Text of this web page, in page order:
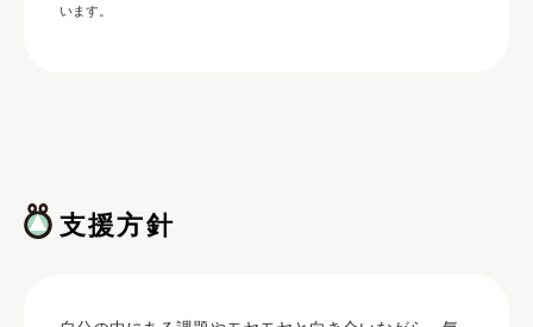
います。
支援方針